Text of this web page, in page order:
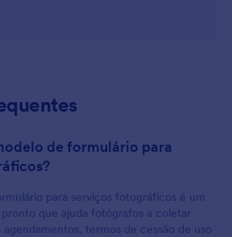
de formulário para
para serviços fotográficos é um
que ajuda fotógrafos a coletar
termos de cessão de uso